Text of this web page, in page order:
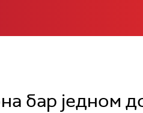
бар једном